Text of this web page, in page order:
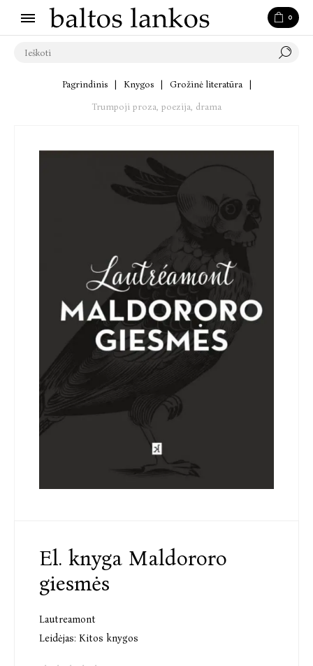
0
Pagrindinis Knygos Grožinė literatūra
Trumpoji proza, poezija, drama
El. knyga Maldororo
giesmės
Lautreamont
Leidėjas: Kitos knygos